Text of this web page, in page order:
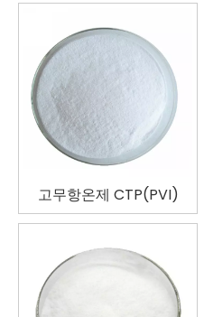
고무항온제 CTP(PVI)